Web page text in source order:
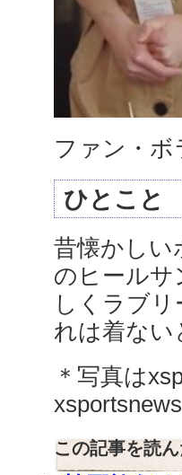
ファン・ボ
ひとこと
昔懐かしい
のヒールサ
しくラブ
れは着ない
＊写真は
この記事を読